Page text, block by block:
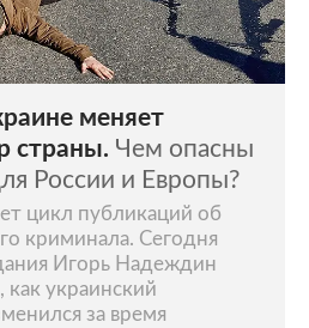
меняет
страны. Чем опасны
России и Европы?
цикл публикаций об
криминала. Сегодня
Игорь Надеждин
как украинский
за время